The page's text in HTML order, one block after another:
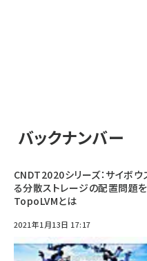
バックナンバー
CNDT2020シリーズ：サイボ
る分散ストレージの配置問題
TopoLVMとは
2021年1月13日 17:17